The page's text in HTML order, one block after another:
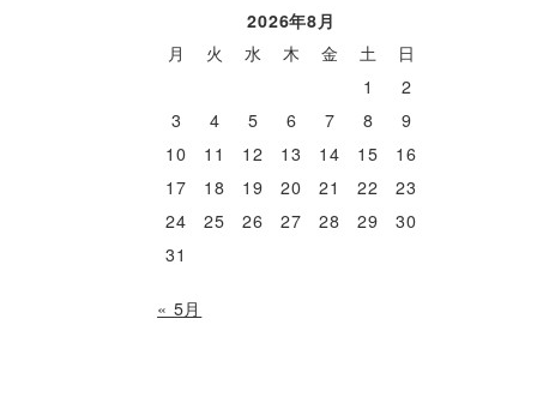
2026年8月
月
火 水 木 金 土
日
1
2
3
4 5 6 7 8
9
10
11 12 13 14 15
16
17
18 19 20 21 22
23
24
25 26 27 28 29
30
31
« 5月